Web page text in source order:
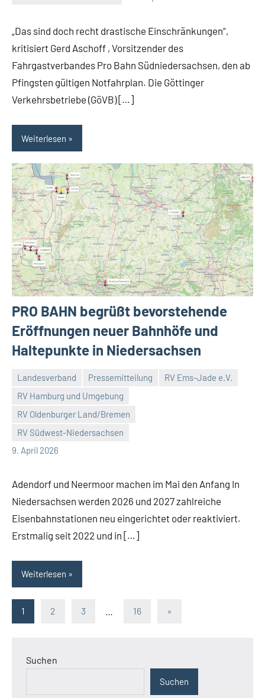
e.V.
„Das sind doch recht drastische Einschränkungen“,
kritisiert Gerd Aschoff , Vorsitzender des
Fahrgastverbandes Pro Bahn Südniedersachsen, den ab
Pfingsten gültigen Notfahrplan. Die Göttinger
Verkehrsbetriebe (GöVB) […]
Weiterlesen
PRO BAHN begrüßt bevorstehende
Eröffnungen neuer Bahnhöfe und
Haltepunkte in Niedersachsen
Landesverband Pressemitteilung
RV Ems-Jade e.V.
RV Hamburg und Umgebung
RV Oldenburger Land/Bremen
RV Südwest-Niedersachsen
9. April 2026
Malte
Diehl
Kommentare
Adendorf und Neermoor machen im Mai den Anfang In
Niedersachsen werden 2026 und 2027 zahlreiche
Eisenbahnstationen neu eingerichtet oder reaktiviert.
Erstmalig seit 2022 und in […]
Weiterlesen
Seitennummerierung
Beiträge
1 2 3 16
Nächste
»
Suchen
Suchen